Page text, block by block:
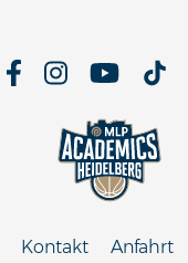
Kontakt Anfahrt